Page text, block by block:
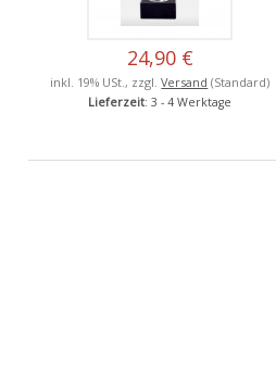
24,90 €
inkl. 19% USt., zzgl.Versand (Standard)
Lieferzeit: 3 - 4 Werktage